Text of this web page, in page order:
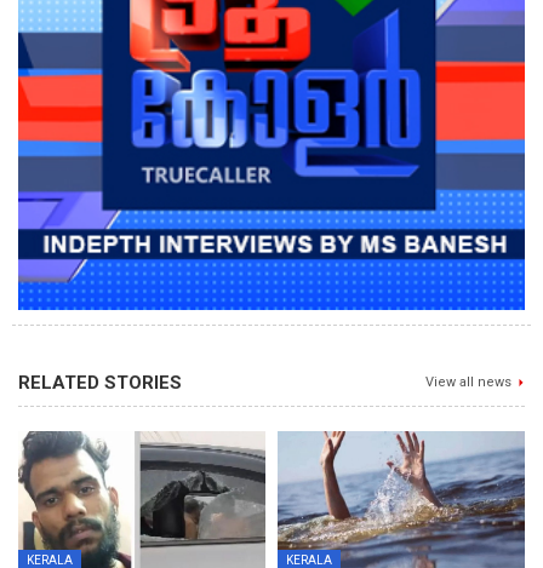
RELATED STORIES View all news
KERALA KERALA